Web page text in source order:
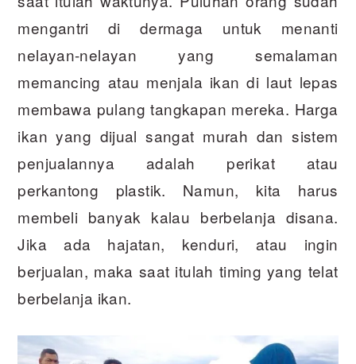
mengantri di dermaga untuk menanti
nelayan-nelayan yang semalaman
memancing atau menjala ikan di laut lepas
membawa pulang tangkapan mereka. Harga
ikan yang dijual sangat murah dan sistem
penjualannya adalah perikat atau
perkantong plastik. Namun, kita harus
membeli banyak kalau berbelanja disana.
Jika ada hajatan, kenduri, atau ingin
berjualan, maka saat itulah timing yang telat
berbelanja ikan.